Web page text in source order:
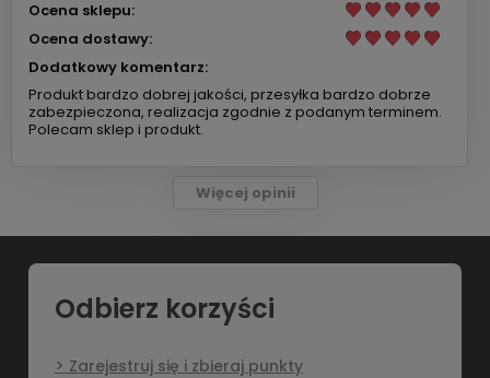
Ocena sklepu:
Ocena dostawy:
Dodatkowy komentarz:
Produkt bardzo dobrej jakości, przesyłka bardzo dobrze
zabezpieczona, realizacja zgodnie z podanym terminem.
Polecam sklep i produkt.
Więcej opinii
Odbierz korzyści
Zarejestruj się i zbieraj punkty